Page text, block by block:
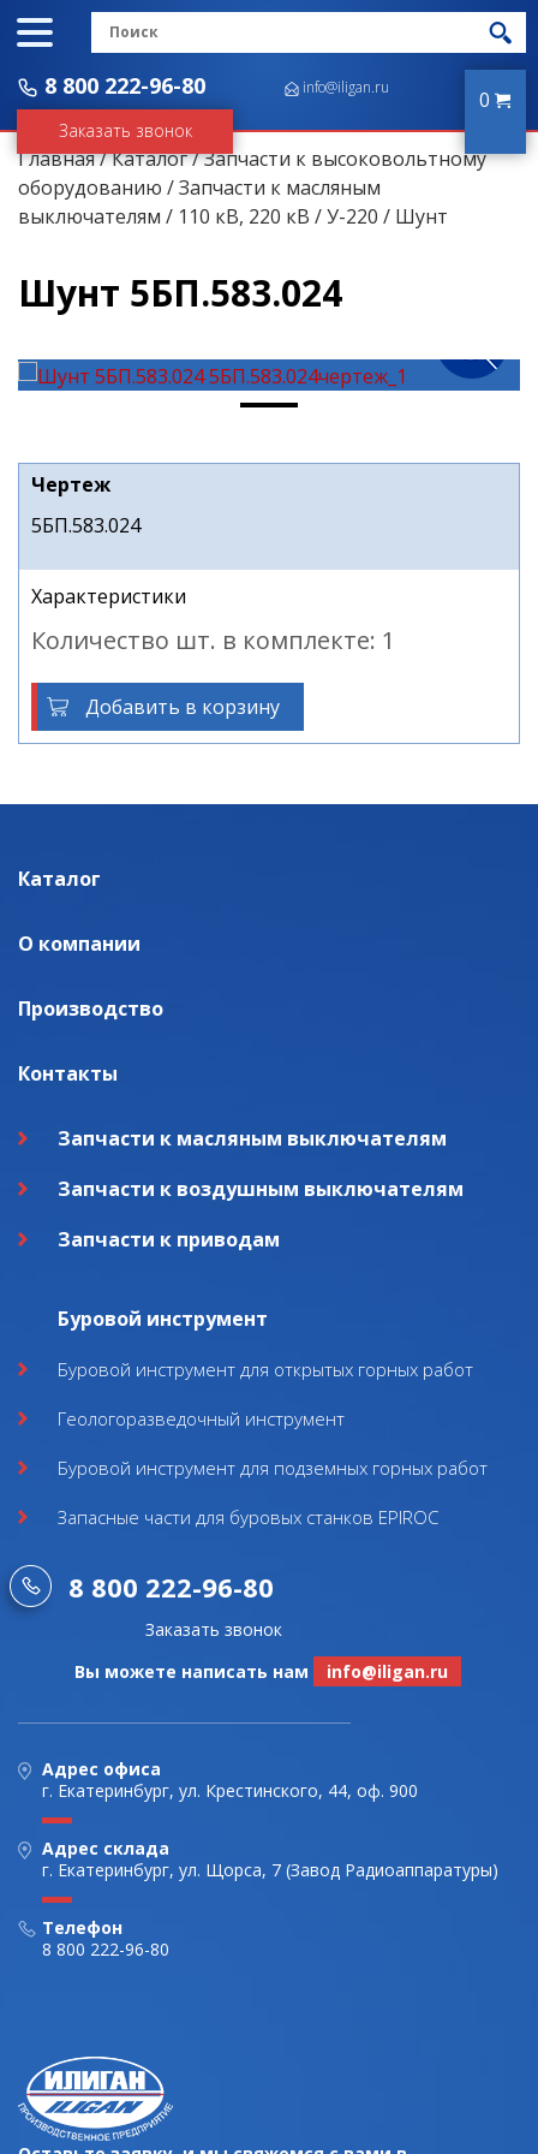
8 800 222-96-80
Заказать звонок
info@iligan.ru 0
Главная/Каталог/Запчасти к высоковольтному
оборудованию /Запчасти к масляным
выключателям / 110 кВ, 220 кВ /У-220 / Шунт
Шунт 5БП.583.024
Чертеж
5БП.583.024
Характеристики
Количество шт. в комплекте: 1
Добавить в корзину
Каталог
О компании
Производство
Контакты
Запчасти к масляным выключателям
Запчасти к воздушным выключателям
Запчасти к приводам
Буровой инструмент
Буровой инструмент для открытых горных работ
Геологоразведочный инструмент
Буровой инструмент для подземных горных работ
Запасные части для буровых станков EPIROC
8 800 222-96-80
Заказать звонок
Вы можете написать нам
info@iligan.ru
Адрес офиса
г. Екатеринбург, ул. Крестинского, 44, оф. 900
Адрес склада
г. Екатеринбург, ул. Щорса, 7 (Завод Радиоаппаратуры)
Телефон
8 800 222-96-80